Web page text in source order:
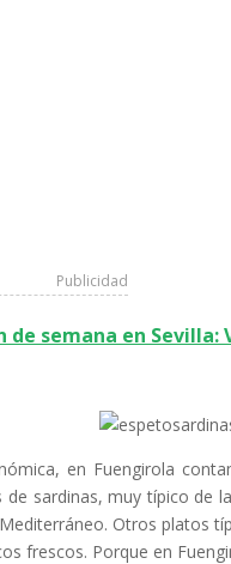
Publicidad
de semana en
en Fuengirola
sardinas, muy típico de
Otros platos
frescos. Porque en